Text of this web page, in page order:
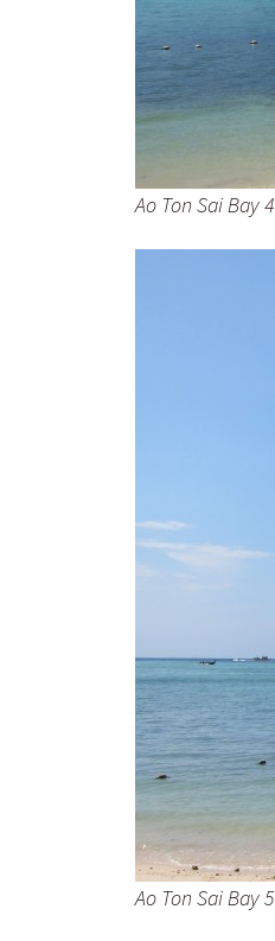
Ao Ton Sai Bay 4
Ao Ton Sai Bay 5